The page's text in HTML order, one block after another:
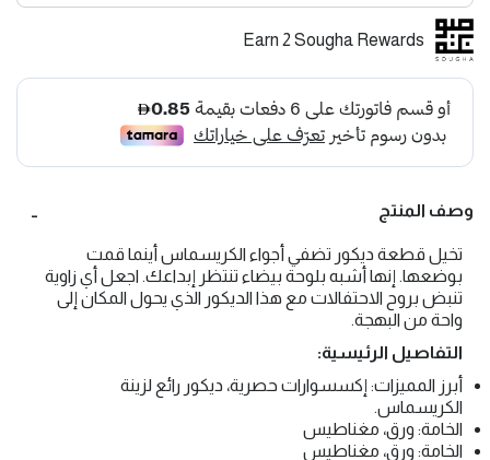
Earn 2 Sougha Rewards
وصف المنتج
تخيل قطعة ديكور تضفي أجواء الكريسماس أينما قمت
بوضعها. إنها أشبه بلوحة بيضاء تنتظر إبداعك. اجعل أي زاوية
تنبض بروح الاحتفالات مع هذا الديكور الذي يحول المكان إلى
واحة من البهجة.
التفاصيل الرئيسية:
أبرز المميزات: إكسسوارات حصرية، ديكور رائع لزينة
الكريسماس.
الخامة: ورق، مغناطيس
الخامة: ورق، مغناطيس